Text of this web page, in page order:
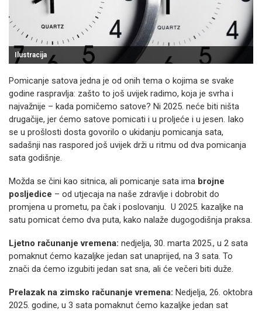
Ilustracija
Pomicanje satova jedna je od onih tema o kojima se svake
godine raspravlja: zašto to još uvijek radimo, koja je svrha i
najvažnije – kada pomičemo satove? Ni 2025. neće biti ništa
drugačije, jer ćemo satove pomicati i u proljeće i u jesen. Iako
se u prošlosti dosta govorilo o ukidanju pomicanja sata,
sadašnji nas raspored još uvijek drži u ritmu od dva pomicanja
sata godišnje.
Možda se čini kao sitnica, ali pomicanje sata ima brojne
posljedice – od utjecaja na naše zdravlje i dobrobit do
promjena u prometu, pa čak i poslovanju. U 2025. kazaljke na
satu pomicat ćemo dva puta, kako nalaže dugogodišnja praksa.
Ljetno računanje vremena: nedjelja, 30. marta 2025., u 2 sata
pomaknut ćemo kazaljke jedan sat unaprijed, na 3 sata. To
znači da ćemo izgubiti jedan sat sna, ali će večeri biti duže.
Prelazak na zimsko računanje vremena: Nedjelja, 26. oktobra
2025. godine, u 3 sata pomaknut ćemo kazaljke jedan sat